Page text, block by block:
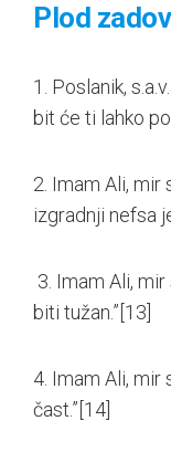
Plod
1. Poslanik,
bit će ti lahko
2. Imam Ali, mir
izgradnji nefsa
3. Imam Ali,
biti tužan.” [13]
4. Imam Ali, mir
čast.” [14]